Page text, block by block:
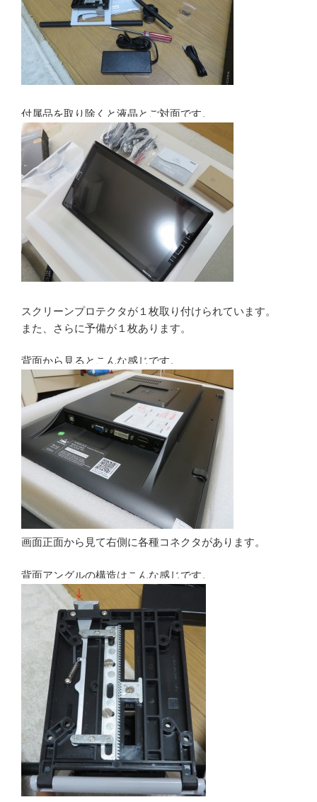
付属品を取り除くと液晶とご対面です。
スクリーンプロテクタが１枚取り付けられています。
また、さらに予備が１枚あります。
背面から見るとこんな感じです。
画面正面から見て右側に各種コネクタがあります。
背面アングルの構造はこんな感じです。